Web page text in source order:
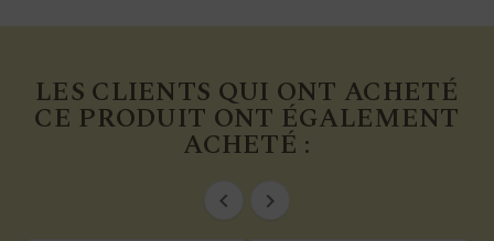
LES CLIENTS QUI ONT ACHETÉ
CE PRODUIT ONT ÉGALEMENT
ACHETÉ :
 